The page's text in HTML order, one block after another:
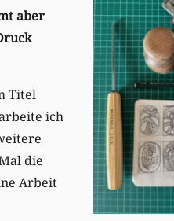
aber
Titel
ich
die
Arbeit